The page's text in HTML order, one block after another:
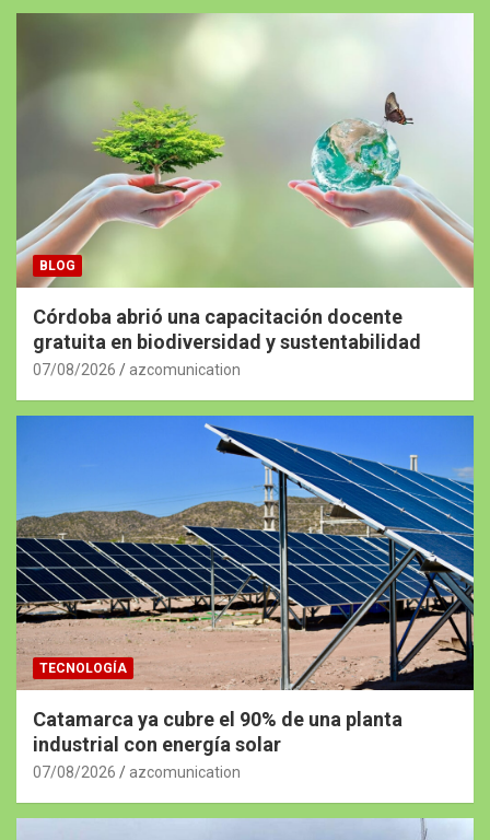
BLOG
Córdoba abrió una capacitación docente
gratuita en biodiversidad y sustentabilidad
07/08/2026 azcomunication
TECNOLOGÍA
Catamarca ya cubre el 90% de una planta
industrial con energía solar
07/08/2026 azcomunication